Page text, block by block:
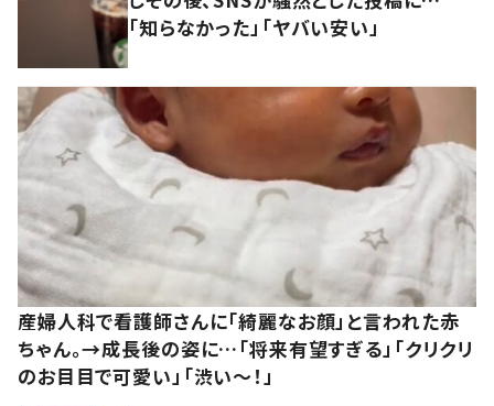
「知らなかった」「ヤバい安い」
産婦人科で看護師さんに「綺麗なお顔」と言われた赤
ちゃん。→成長後の姿に…「将来有望すぎる」「クリクリ
のお目目で可愛い」「渋い～！」